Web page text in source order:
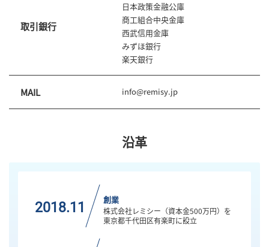
取引銀行
日本政策金融公庫
商工組合中央金庫
西武信用金庫
みずほ銀行
楽天銀行
MAIL info@remisy.jp
沿革
2018.11
創業
株式会社レミシー（資本金500万円）を
東京都千代田区有楽町に設立